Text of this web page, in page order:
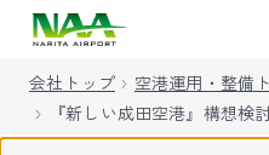
会社トップ
空港運用・整備
『新しい成田空港』構想検